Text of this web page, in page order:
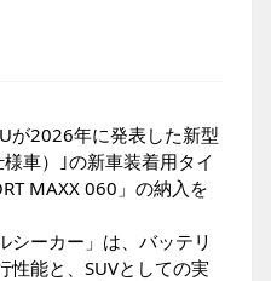
が2026年に発表した新型
車）｣の新車装着用タイ
MAXX 060」の納入を
シーカー」は、バッテリ
性能と、SUVとしての実